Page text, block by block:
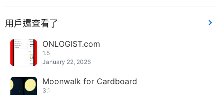
用戶還查看了
ONLOGIST.com
1.5
January 22, 2026
Moonwalk for Cardboard
3.1